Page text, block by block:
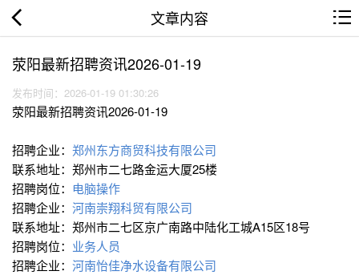
文章内容
荥阳最新招聘资讯2026-01-19
发布时间：2026-01-19 01:30:26
荥阳最新招聘资讯2026-01-19
招聘企业： 郑州东方商贸科技有限公司
联系地址：郑州市二七路金运大厦25楼
招聘岗位： 电脑操作
招聘企业： 河南崇翔科贸有限公司
联系地址：郑州市二七区京广南路中陆化工城A15区18号
招聘岗位： 业务人员
招聘企业： 河南怡佳净水设备有限公司